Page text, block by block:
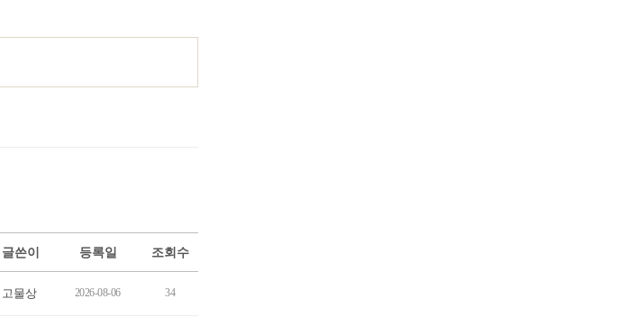
글쓴이 등록일 조회수
고물상 2026-08-06 34